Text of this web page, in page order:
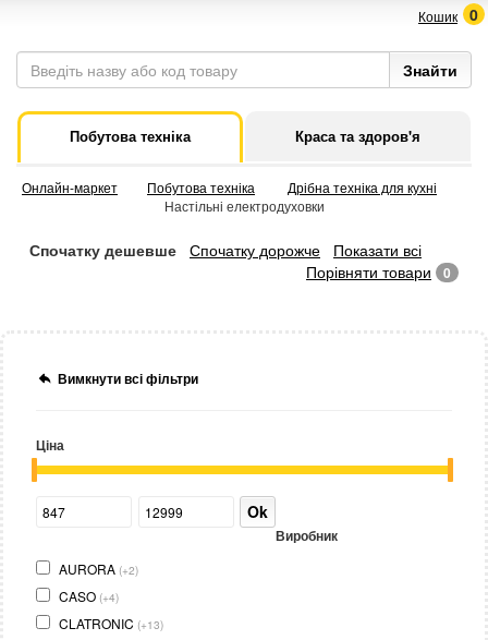
Кошик 0
Побутова техніка Краса та здоров'я
Онлайн-маркет Побутова техніка
Дрібна техніка для кухні
Настільні електродуховки
Спочатку дешевше Спочатку дорожче
Показати всі
Порівняти товари
0
Вимкнути всі фільтри
Ціна
Ok
Виробник
AURORA (+2)
CASO (+4)
CLATRONIC (+13)